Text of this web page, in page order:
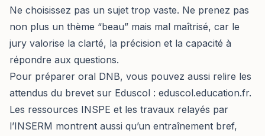
Ne choisissez pas un sujet trop vaste. Ne prenez pas
non plus un thème “beau” mais mal maîtrisé, car le
jury valorise la clarté, la précision et la capacité à
répondre aux questions.
Pour préparer oral DNB, vous pouvez aussi relire les
attendus du brevet sur Eduscol : eduscol.education.fr.
Les ressources INSPE et les travaux relayés par
l’INSERM montrent aussi qu’un entraînement bref,